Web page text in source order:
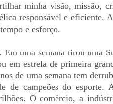
minha visão, missão,
responsável e eficiente.
e esforço.
uma semana tirou uma
em estrela de primeira
de uma semana tem
de campeões do esporte.
O comércio, a